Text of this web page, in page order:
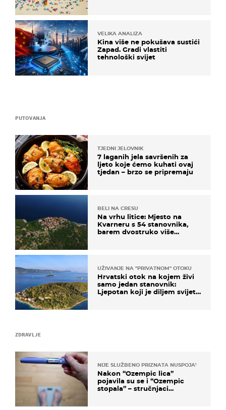
ZDRAVLJE
NIJE SLUŽBENO PRIZNATA NUSPOJAVA, ALI ...
Nakon “Ozempic lica”
pojavila su se i “Ozempic
stopala” – stručnjaci
PUTOVANJA
TJEDNI JELOVNIK
7 laganih jela savršenih za
ljeto koje ćemo kuhati ovaj
tjedan – brzo se pripremaju
BELI NA CRESU
Na vrhu litice: Mjesto na
Kvarneru s 54 stanovnika,
barem dvostruko više
UŽIVANJE NA "PRIVATNOM" OTOKU
Hrvatski otok na kojem živi
samo jedan stanovnik:
Ljepotan koji je diljem svijeta
VELIKA ANALIZA
Kina više ne pokušava sustići
Zapad. Gradi vlastiti
tehnološki svijet